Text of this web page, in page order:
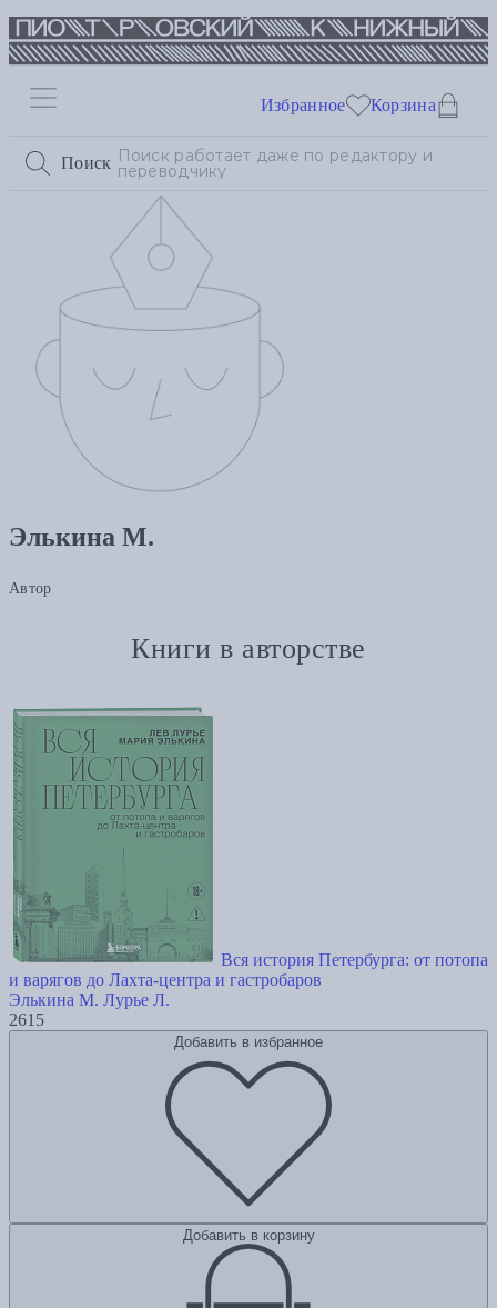
Поиск
Избранное Корзина
Элькина М.
Автор
Книги в авторстве
Вся история Петербурга: от потопа
и варягов до Лахта-центра и гастробаров
Элькина М. Лурье Л.
2615
Добавить в избранное
Добавить в корзину